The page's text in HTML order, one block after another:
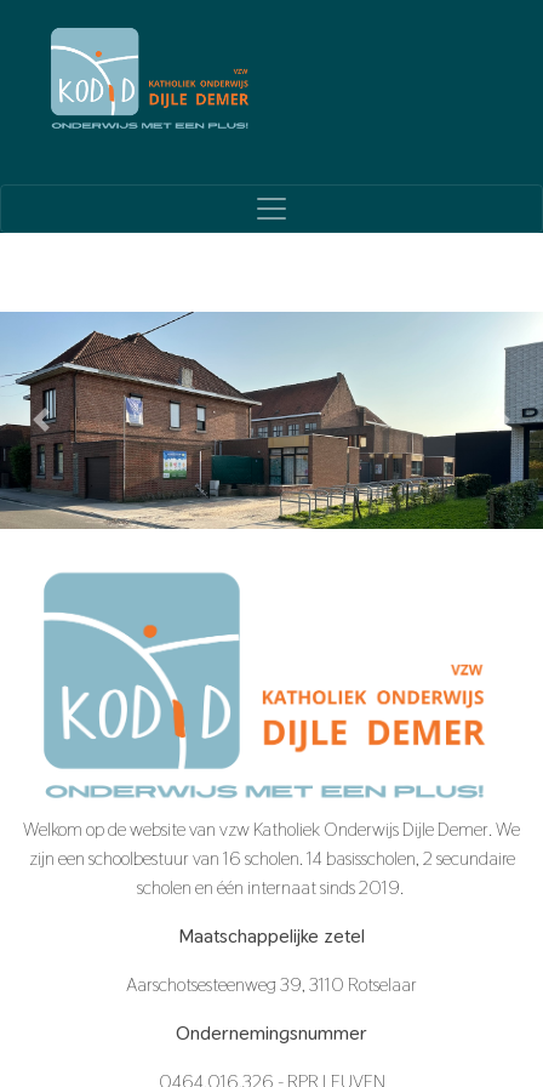
Previous Next
Welkom op de website van vzw Katholiek Onderwijs Dijle Demer. We
zijn een schoolbestuur van 16 scholen. 14 basisscholen, 2 secundaire
scholen en één internaat sinds 2019.
Maatschappelijke zetel
Aarschotsesteenweg 39, 3110 Rotselaar
Ondernemingsnummer
0464.016.326 - RPR LEUVEN